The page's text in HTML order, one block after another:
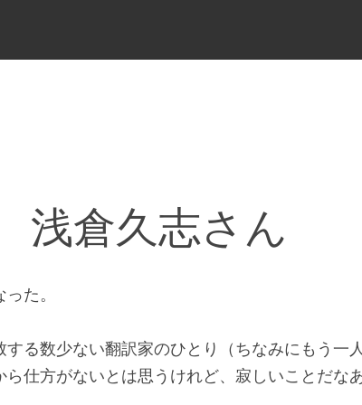
浅倉久志さん
た。
る数少ない翻訳家のひとり（ちなみにもう一
仕方がないとは思うけれど、寂しいことだなあ